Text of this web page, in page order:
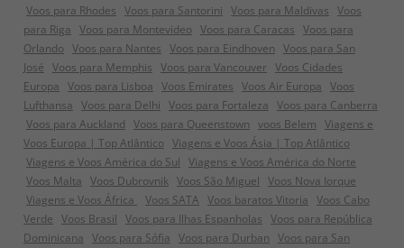
Voos para Rhodes Voos para Santorini Voos para Maldivas Voos
para Riga Voos para Montevideo Voos para Caracas Voos para
Orlando Voos para Nantes Voos para Eindhoven Voos para San
José Voos para Memphis Voos para Vancouver Voos Cidades
Europa Voos para Lisboa Voos Emirates Voos Air Europa Voos
Lufthansa Voos para Delhi Voos para Fortaleza Voos para Canberra
Voos para Auckland Voos para Queenstown voos Belem Viagens e
Voos Europa | Top Atlântico Viagens e Voos Ásia | Top Atlântico
Viagens e Voos América do Sul Viagens e Voos América do Norte
Voos Malta Voos Dubrovnik Voos São Miguel Voos Nova Iorque
Viagens e Voos África
Voos SATA Voos baratos Vitoria Voos Cabo
Verde Voos Brasil Voos para Ilhas Espanholas Voos para República
Dominicana Voos para Sófia Voos para Durban Voos para San